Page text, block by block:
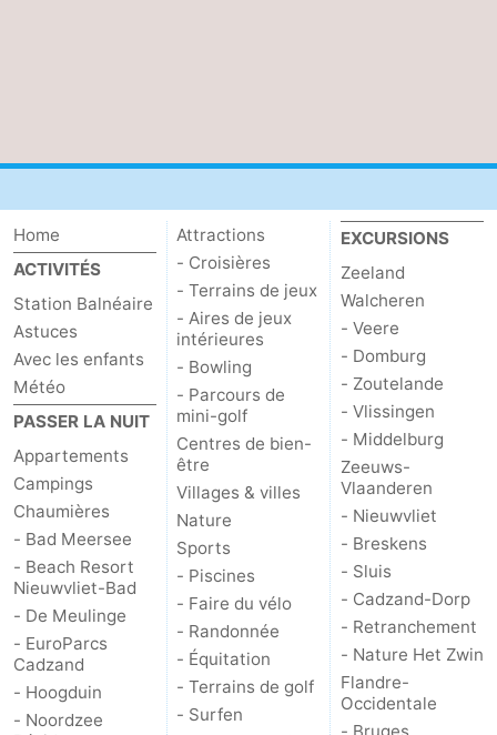
Home
ACTIVITÉS
Station Balnéaire
Astuces
Avec les enfants
Météo
PASSER LA NUIT
Appartements
Campings
Chaumières
- Bad Meersee
- Beach Resort
Nieuwvliet-Bad
- De Meulinge
- EuroParcs
Cadzand
- Hoogduin
- Noordzee
Attractions
- Croisières
- Terrains de jeux
- Aires de jeux
intérieures
- Bowling
- Parcours de
mini-golf
Centres de bien-
être
Villages & villes
Nature
Sports
- Piscines
- Faire du vélo
- Randonnée
- Équitation
- Terrains de golf
- Surfen
EXCURSIONS
Zeeland
Walcheren
- Veere
- Domburg
- Zoutelande
- Vlissingen
- Middelburg
Zeeuws-
Vlaanderen
- Nieuwvliet
- Breskens
- Sluis
- Cadzand-Dorp
- Retranchement
- Nature Het Zwin
Flandre-
Occidentale